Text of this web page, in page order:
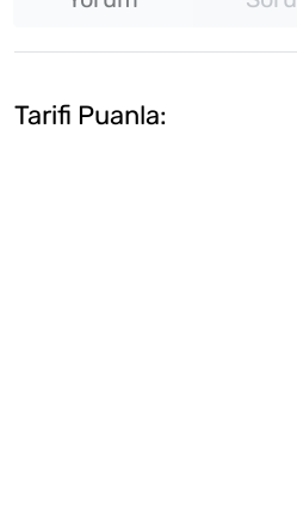
Tarifi Puanla: